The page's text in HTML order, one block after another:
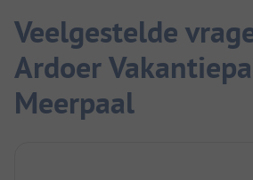
Veelgestelde
Ardoer
Meerpaal